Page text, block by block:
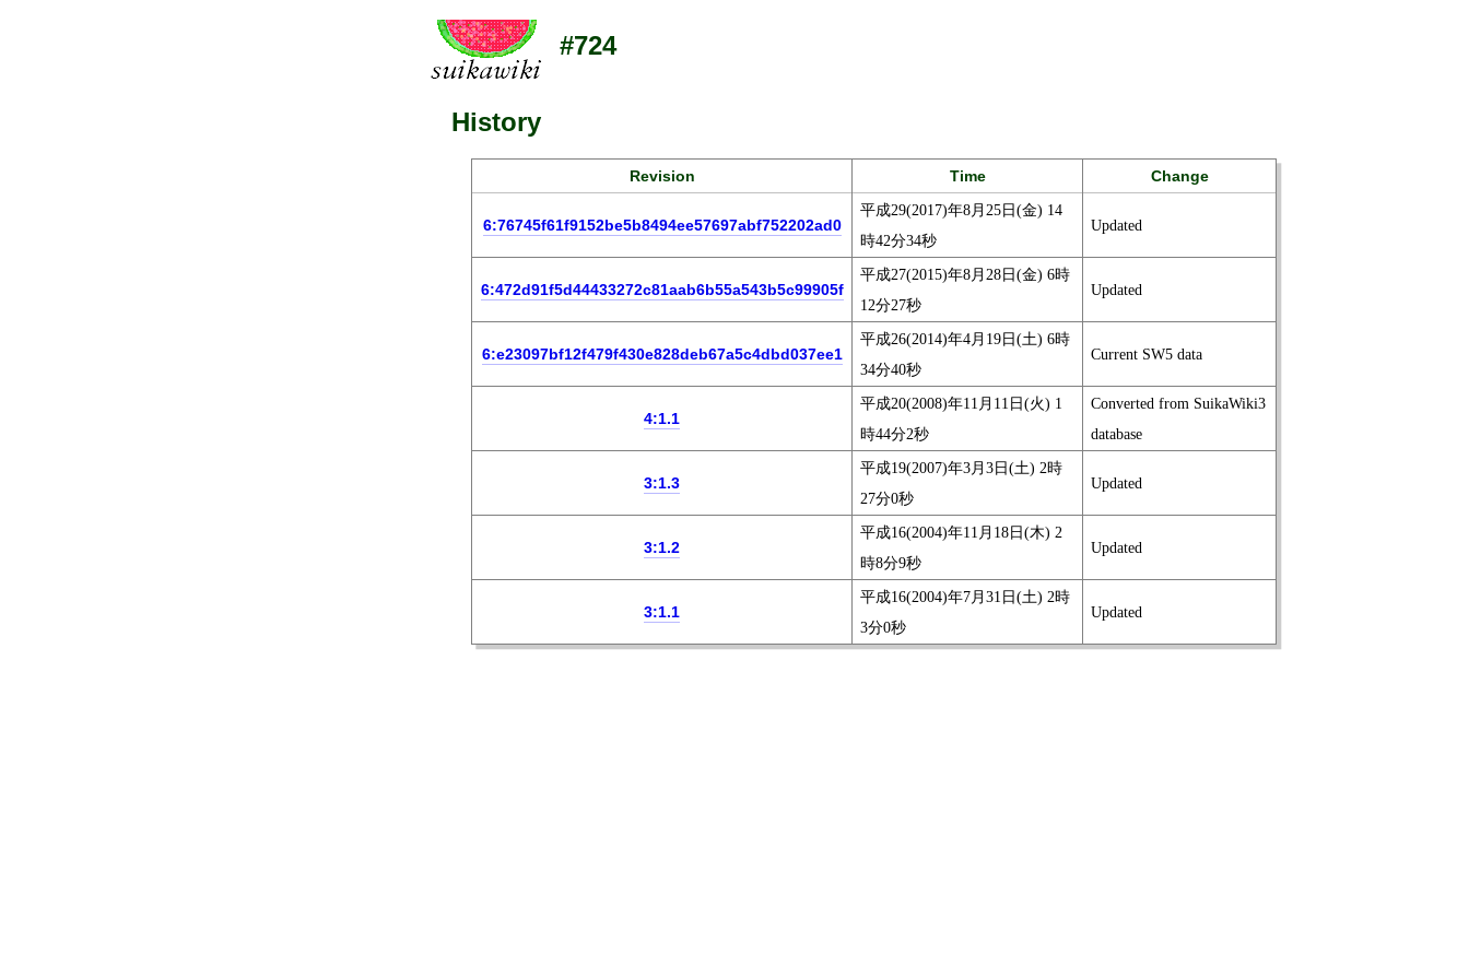
#724
History
Revision Time Change
6:76745f61f9152be5b8494ee57697abf752202ad0
平成29(2017)年8月25日(金) 14
時42分34秒
Updated
6:472d91f5d44433272c81aab6b55a543b5c99905f
平成27(2015)年8月28日(金) 6時
12分27秒
Updated
6:e23097bf12f479f430e828deb67a5c4dbd037ee1
平成26(2014)年4月19日(土) 6時
34分40秒
Current SW5 data
4:1.1
平成20(2008)年11月11日(火) 1
時44分2秒
Converted from SuikaWiki3
database
3:1.3
平成19(2007)年3月3日(土) 2時
27分0秒
Updated
3:1.2
平成16(2004)年11月18日(木) 2
時8分9秒
Updated
3:1.1
平成16(2004)年7月31日(土) 2時
3分0秒
Updated